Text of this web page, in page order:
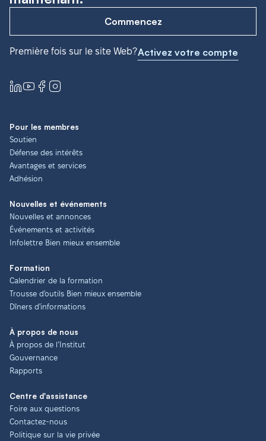
Commencez
Première fois sur le site Web?Activez votre compte
Pour les membres
Soutien
Défense des intérêts
Avantages et services
Adhésion
Nouvelles et événements
Nouvelles et annonces
Événements et activités
Infolettre Bien mieux ensemble
Formation
Calendrier de la formation
Trousse d'outils Bien mieux ensemble
Dîners d'informations
À propos de nous
À propos de l’Institut
Gouvernance
Rapports
Centre d'assistance
Foire aux questions
Contactez-nous
Politique sur la vie privée